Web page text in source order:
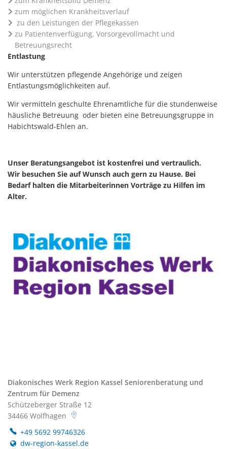
zum möglichen Krankheitsverlauf
zu den Leistungen der Pflegekassen
zu Patientenverfügung, Vorsorgevollmacht und
Betreuungsrecht
Entlastung
Wir unterstützen pflegende Angehörige und zeigen
Entlastungsmöglichkeiten auf.
Wir vermitteln geschulte Ehrenamtliche für die stundenweise
häusliche Betreuung oder bieten eine Betreuungsgruppe in
Habichtswald-Ehlen an.
Unser Beratungsangebot ist kostenfrei und vertraulich.
Wir besuchen Sie auf Wunsch auch gern zu Hause. Bei
Bedarf halten die Mitarbeiterinnen Vorträge zu Hilfen im
Alter.
Diakonisches Werk Region Kassel Seniorenberatung und
Zentrum für Demenz
Schützeberger Straße 12
34466 Wolfhagen
+49 5692 99746326
dw-region-kassel.de